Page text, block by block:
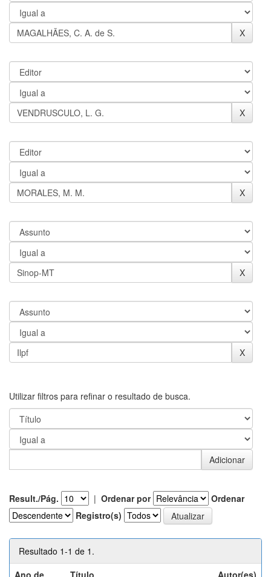
Utilizar filtros para refinar o resultado de busca.
Result./Pág. | Ordenar por
Ordenar
Registro(s)
Resultado 1-1 de 1.
Ano de
Título Autor(es)